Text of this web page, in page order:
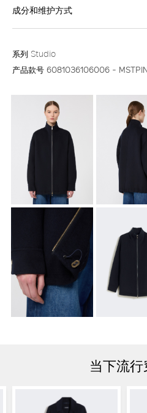
成分和维护方式
系列 Studio
产品款号 6081036106006 -
当下流